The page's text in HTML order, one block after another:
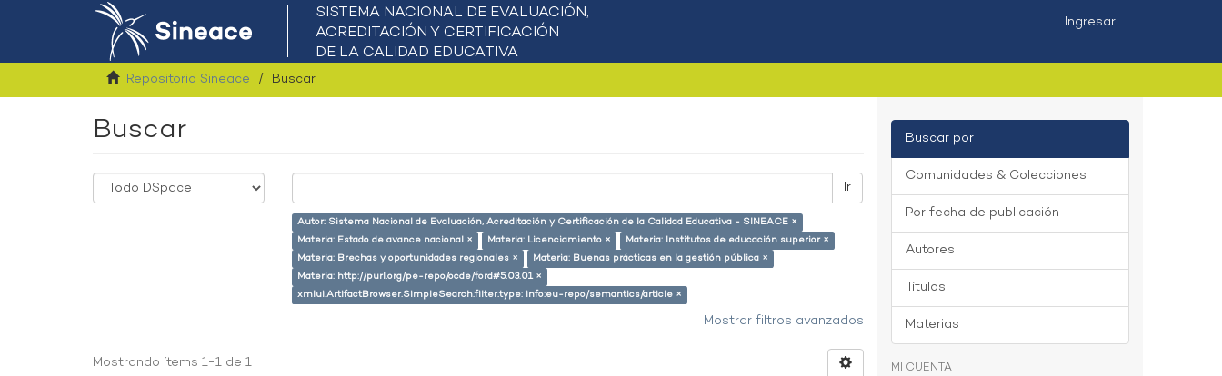
Ingresar
Repositorio Sineace Buscar
Buscar
Ir
Autor: Sistema Nacional de Evaluación, Acreditación y Certificación de la Calidad Educativa - SINEACE ×
Materia: Estado de avance nacional ×
Materia: Licenciamiento ×
Materia: Institutos de educación superior ×
Materia: Brechas y oportunidades regionales ×
Materia: Buenas prácticas en la gestión pública ×
Materia: http://purl.org/pe-repo/ocde/ford#5.03.01 ×
xmlui.ArtifactBrowser.SimpleSearch.filter.type: info:eu-repo/semantics/article ×
Mostrar filtros avanzados
Mostrando ítems 1-1 de 1
Buscar por
Comunidades & Colecciones
Por fecha de publicación
Autores
Títulos
Materias
MI CUENTA